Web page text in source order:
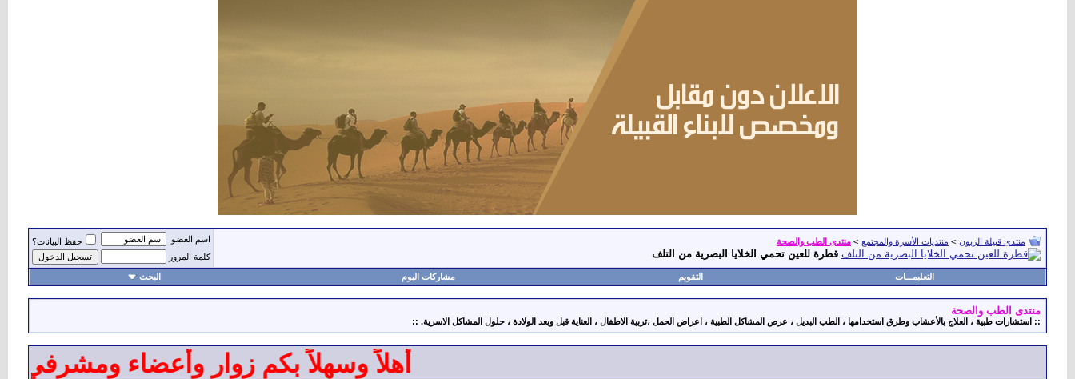
منتدى قبيلة الزبون > منتديات الأسرة والمجتمع > منتدى الطب والصحة
قطرة للعين تحمي الخلايا البصرية من التلف
اسم العضو
حفظ البيانات؟
كلمة المرور
التعليمـــات التقويم مشاركات اليوم البحث
منتدى الطب والصحة
:: استشارات طبية ، العلاج بالأعشاب وطرق استخدامها ، الطب البديل ، عرض المشاكل الطبية ، اعراض الحمل ،تربية الاطفال ، العناية قبل وبعد الولادة ، حلول المشاكل الاسرية. ::
أهلاً وسهلاً بكم زوار وأعضاء ومشرفي